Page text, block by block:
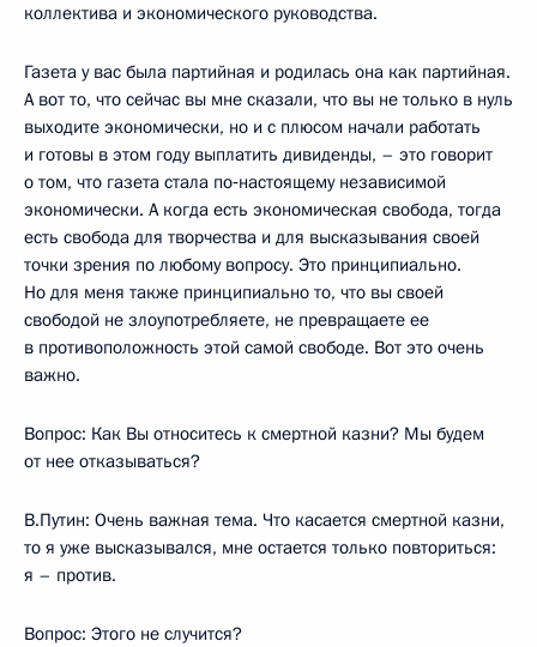
коллектива и экономического руководства.
Газета у вас была партийная и родилась она как партийная.
А вот то, что сейчас вы мне сказали, что вы не только в нуль
выходите экономически, но и с плюсом начали работать
и готовы в этом году выплатить дивиденды, – это говорит
о том, что газета стала по‑настоящему независимой
экономически. А когда есть экономическая свобода, тогда
есть свобода для творчества и для высказывания своей
точки зрения по любому вопросу. Это принципиально.
Но для меня также принципиально то, что вы своей
свободой не злоупотребляете, не превращаете ее
в противоположность этой самой свободе. Вот это очень
важно.
Вопрос: Как Вы относитесь к смертной казни? Мы будем
от нее отказываться?
В.Путин: Очень важная тема. Что касается смертной казни,
то я уже высказывался, мне остается только повториться:
я – против.
Вопрос: Этого не случится?